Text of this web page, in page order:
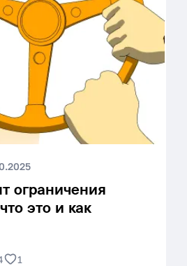
ограничения
это и как
1